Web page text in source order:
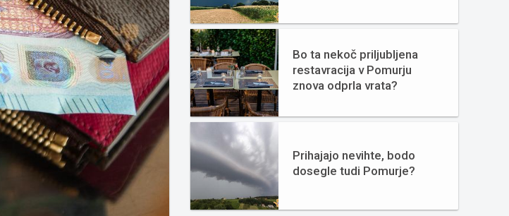
Bo ta nekoč priljubljena
restavracija v Pomurju
znova odprla vrata?
Prihajajo nevihte, bodo
dosegle tudi Pomurje?